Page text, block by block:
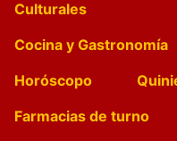
Culturales
Cocina y Gastronomía
Horóscopo
Farmacias de turno